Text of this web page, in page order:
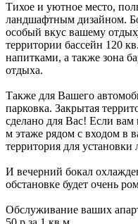
Тихое и уютное место,
ландшафтным дизайном.
особый вкус вашему
территории бассейн 120
напитками, а также зона
отдыха.
Также для Вашего
парковка. Закрытая
сделано для Вас! Если
м этаже рядом с входом в
территория для установки
И вечерний бокал
обстановке будет очень
Обслуживание ваших